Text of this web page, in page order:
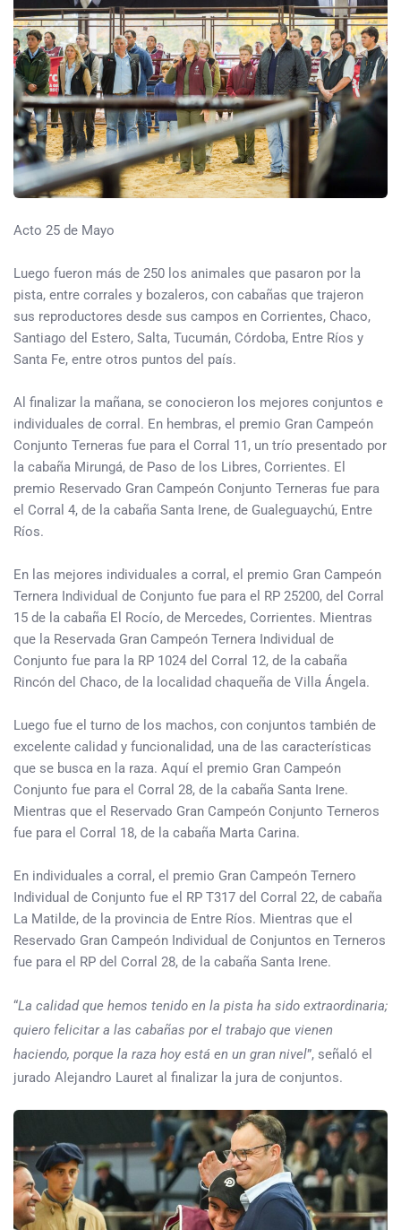
Acto 25 de Mayo
Luego fueron más de 250 los animales que pasaron por la
pista, entre corrales y bozaleros, con cabañas que trajeron
sus reproductores desde sus campos en Corrientes, Chaco,
Santiago del Estero, Salta, Tucumán, Córdoba, Entre Ríos y
Santa Fe, entre otros puntos del país.
Al finalizar la mañana, se conocieron los mejores conjuntos e
individuales de corral. En hembras, el premio Gran Campeón
Conjunto Terneras fue para el Corral 11, un trío presentado por
la cabaña Mirungá, de Paso de los Libres, Corrientes. El
premio Reservado Gran Campeón Conjunto Terneras fue para
el Corral 4, de la cabaña Santa Irene, de Gualeguaychú, Entre
Ríos.
En las mejores individuales a corral, el premio Gran Campeón
Ternera Individual de Conjunto fue para el RP 25200, del Corral
15 de la cabaña El Rocío, de Mercedes, Corrientes. Mientras
que la Reservada Gran Campeón Ternera Individual de
Conjunto fue para la RP 1024 del Corral 12, de la cabaña
Rincón del Chaco, de la localidad chaqueña de Villa Ángela.
Luego fue el turno de los machos, con conjuntos también de
excelente calidad y funcionalidad, una de las características
que se busca en la raza. Aquí el premio Gran Campeón
Conjunto fue para el Corral 28, de la cabaña Santa Irene.
Mientras que el Reservado Gran Campeón Conjunto Terneros
fue para el Corral 18, de la cabaña Marta Carina.
En individuales a corral, el premio Gran Campeón Ternero
Individual de Conjunto fue el RP T317 del Corral 22, de cabaña
La Matilde, de la provincia de Entre Ríos. Mientras que el
Reservado Gran Campeón Individual de Conjuntos en Terneros
fue para el RP del Corral 28, de la cabaña Santa Irene.
“La calidad que hemos tenido en la pista ha sido extraordinaria;
quiero felicitar a las cabañas por el trabajo que vienen
haciendo, porque la raza hoy está en un gran nivel”, señaló el
jurado Alejandro Lauret al finalizar la jura de conjuntos.